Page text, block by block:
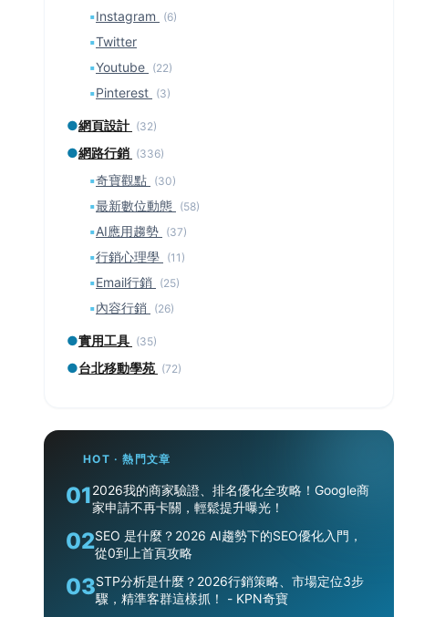
▪Instagram (6)
▪Twitter
▪Youtube (22)
▪Pinterest (3)
●網頁設計 (32)
●網路行銷 (336)
▪奇寶觀點 (30)
▪最新數位動態 (58)
▪AI應用趨勢 (37)
▪行銷心理學 (11)
▪Email行銷 (25)
▪內容行銷 (26)
●實用工具 (35)
●台北移動學苑 (72)
HOT · 熱門文章
012026我的商家驗證、排名優化全攻略！Google商
家申請不再卡關，輕鬆提升曝光！
02SEO 是什麼？2026 AI趨勢下的SEO優化入門，
從0到上首頁攻略
03STP分析是什麼？2026行銷策略、市場定位3步
驟，精準客群這樣抓！ - KPN奇寶